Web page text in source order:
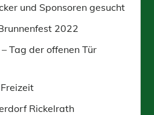
und Sponsoren gesucht
2022
Tag der offenen Tür
Rickelrath